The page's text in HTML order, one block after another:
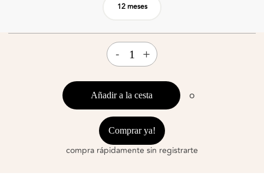
12 meses
- +
Añadir a la cesta o
Comprar ya!
compra rápidamente sin registrarte